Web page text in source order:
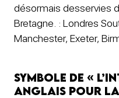
désormais desservies
Bretagne. : Londres
Manchester, Exeter,
Symbole de «
anglais pour